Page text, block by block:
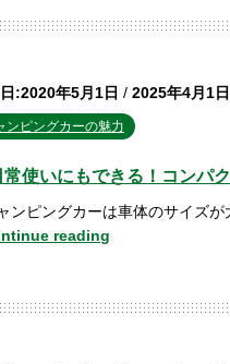
:2020年5月1日 / 2025年4月1
ンピングカーの魅力
常使いにもできる！コンパ
ンピングカーは車体のサイズ
reading